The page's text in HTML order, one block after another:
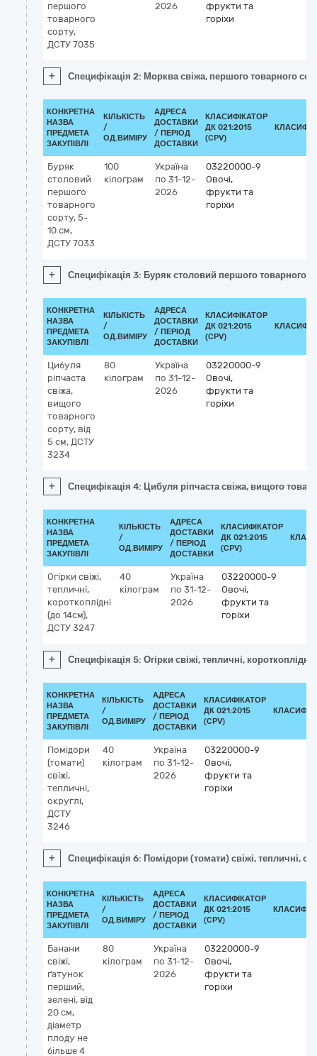
першого
товарного
сорту,
ДСТУ 7035
2026
фрукти та
горіхи
+ Специфікація 2: Морква свіжа, першого товарного
КОНКРЕТНА
НАЗВА
ПРЕДМЕТА
ЗАКУПІВЛІ
КІЛЬКІСТЬ
/
ОД.ВИМІРУ
АДРЕСА
ДОСТАВКИ
/ ПЕРІОД
ДОСТАВКИ
КЛАСИФІКАТОР
ДК 021:2015
(CPV)
Буряк
столовий
першого
товарного
сорту, 5-
10 см,
ДСТУ 7033
100
кілограм
Україна
по 31-12-
2026
03220000-9
Овочі,
фрукти та
горіхи
+ Специфікація 3: Буряк столовий першого товарного
КОНКРЕТНА
НАЗВА
ПРЕДМЕТА
ЗАКУПІВЛІ
КІЛЬКІСТЬ
/
ОД.ВИМІРУ
АДРЕСА
ДОСТАВКИ
/ ПЕРІОД
ДОСТАВКИ
КЛАСИФІКАТОР
ДК 021:2015
(CPV)
Цибуля
ріпчаста
свіжа,
вищого
товарного
сорту, від
5 см, ДСТУ
3234
80
кілограм
Україна
по 31-12-
2026
03220000-9
Овочі,
фрукти та
горіхи
+ Специфікація 4: Цибуля ріпчаста свіжа, вищого
КОНКРЕТНА
НАЗВА
ПРЕДМЕТА
ЗАКУПІВЛІ
КІЛЬКІСТЬ
/
ОД.ВИМІРУ
АДРЕСА
ДОСТАВКИ
/ ПЕРІОД
ДОСТАВКИ
КЛАСИФІКАТОР
ДК 021:2015
(CPV)
Огірки свіжі,
тепличні,
короткоплідні
(до 14см),
ДСТУ 3247
40
кілограм
Україна
по 31-12-
2026
03220000-9
Овочі,
фрукти та
горіхи
+ Специфікація 5: Огірки свіжі, тепличні,
КОНКРЕТНА
НАЗВА
ПРЕДМЕТА
ЗАКУПІВЛІ
КІЛЬКІСТЬ
/
ОД.ВИМІРУ
АДРЕСА
ДОСТАВКИ
/ ПЕРІОД
ДОСТАВКИ
КЛАСИФІКАТОР
ДК 021:2015
(CPV)
Помідори
(томати)
свіжі,
тепличні,
округлі,
ДСТУ
3246
40
кілограм
Україна
по 31-12-
2026
03220000-9
Овочі,
фрукти та
горіхи
+ Специфікація 6: Помідори (томати) свіжі, тепличні,
КОНКРЕТНА
НАЗВА
ПРЕДМЕТА
ЗАКУПІВЛІ
КІЛЬКІСТЬ
/
ОД.ВИМІРУ
АДРЕСА
ДОСТАВКИ
/ ПЕРІОД
ДОСТАВКИ
КЛАСИФІКАТОР
ДК 021:2015
(CPV)
Банани
свіжі,
ґатунок
перший,
зелені, від
20 см,
діаметр
плоду не
більше 4
80
кілограм
Україна
по 31-12-
2026
03220000-9
Овочі,
фрукти та
горіхи